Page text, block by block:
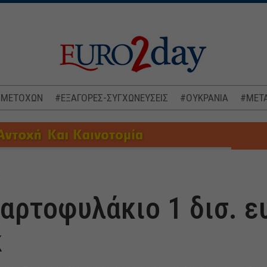
ΜΕΤΟΧΩΝ #ΕΞΑΓΟΡΕΣ-ΣΥΓΧΩΝΕΥΣΕΙΣ #ΟΥΚΡΑΝΙΑ
1 δισ.